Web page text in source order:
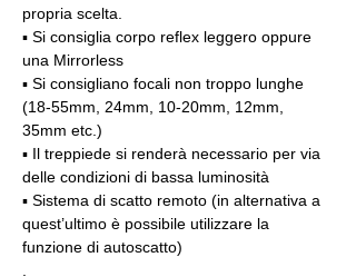
propria scelta.
▪️ Si consiglia corpo reflex leggero oppure
una Mirrorless
▪️ Si consigliano focali non troppo lunghe
(18-55mm, 24mm, 10-20mm, 12mm,
35mm etc.)
▪️ Il treppiede si renderà necessario per via
delle condizioni di bassa luminosità
▪️ Sistema di scatto remoto (in alternativa a
quest’ultimo è possibile utilizzare la
funzione di autoscatto)